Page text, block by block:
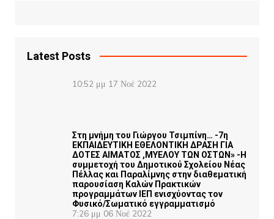
Latest Posts
10:52 μμ 17 Νοέ 2022
Στη μνήμη του Γιώργου Τσιμπίνη… -7η
ΕΚΠΑΙΔΕΥΤΙΚΗ ΕΘΕΛΟΝΤΙΚΗ ΔΡΑΣΗ ΓΙΑ
ΔΟΤΕΣ ΑΙΜΑΤΟΣ ,ΜΥΕΛΟΥ ΤΩΝ ΟΣΤΩΝ» -Η
συμμετοχή του Δημοτικού Σχολείου Νέας
Πέλλας και Παραλίμνης στην διαθεματική
παρουσίαση Καλών Πρακτικών
προγραμμάτων ΙΕΠ ενισχύοντας τον
Φυσικό/Σωματικό εγγραμματισμό
7:26 μμ 06 Νοέ 2022